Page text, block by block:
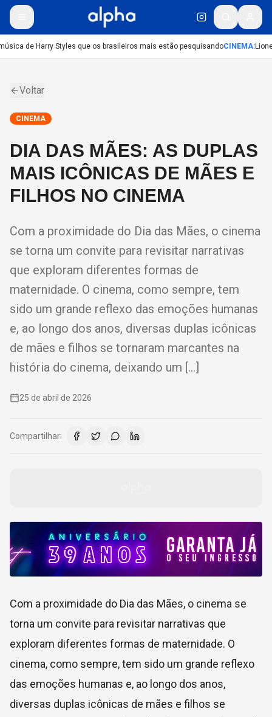
de Harry Styles que os brasileiros mais estão pesquisandoCINEMA:
Voltar
CINEMA
DIA DAS MÃES: AS DUPLAS
MAIS ICÔNICAS DE MÃES E
FILHOS NO CINEMA
Com a proximidade do Dia das Mães, o cinema
se torna um convite para revisitar narrativas
que exploram diferentes formas de
maternidade. O cinema, como sempre, tem
sido um grande reflexo das emoções humanas
e, ao longo dos anos, diversas duplas icônicas
de mães e filhos se tornaram marcantes na
história do cinema, deixando um […]
25 de abril de 2026
Compartilhar:
Com a proximidade do Dia das Mães, o cinema se
torna um convite para revisitar narrativas que
exploram diferentes formas de maternidade. O
cinema, como sempre, tem sido um grande reflexo
das emoções humanas e, ao longo dos anos,
diversas duplas icônicas de mães e filhos se